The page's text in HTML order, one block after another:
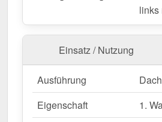
Langlebig, wetterfest, individuell
Sie jetzt und profitieren Sie von
Wegen Sonderanfertigung vom Widerruf
links
Einsatz / Nutzung
Ausführung
Eigenschaft
1.